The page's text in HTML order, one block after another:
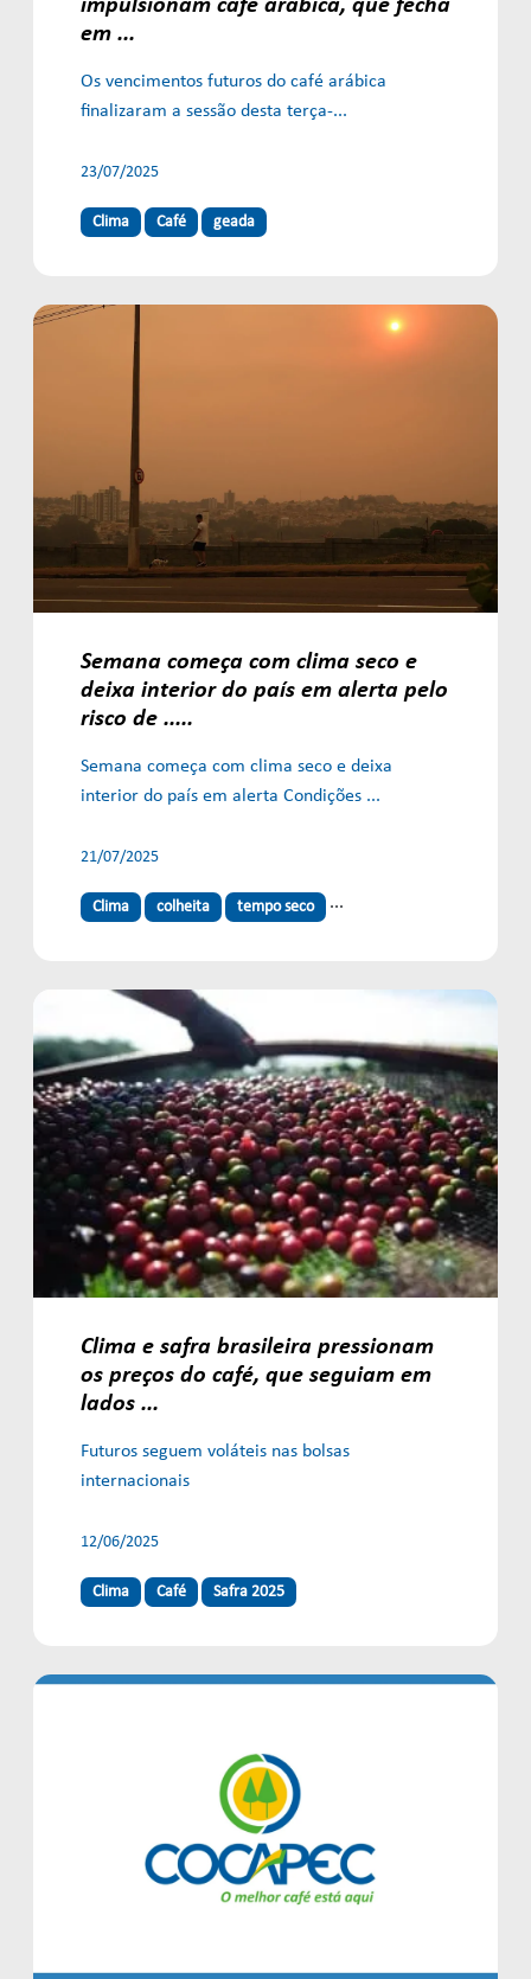
impulsionam café arábica, que fecha
em ...
Os vencimentos futuros do café arábica
finalizaram a sessão desta terça-...
23/07/2025
Clima Café geada
Semana começa com clima seco e
deixa interior do país em alerta pelo
risco de .....
Semana começa com clima seco e deixa
interior do país em alerta Condições ...
21/07/2025
Clima colheita tempo seco ...
Clima e safra brasileira pressionam
os preços do café, que seguiam em
lados ...
Futuros seguem voláteis nas bolsas
internacionais
12/06/2025
Clima Café Safra 2025